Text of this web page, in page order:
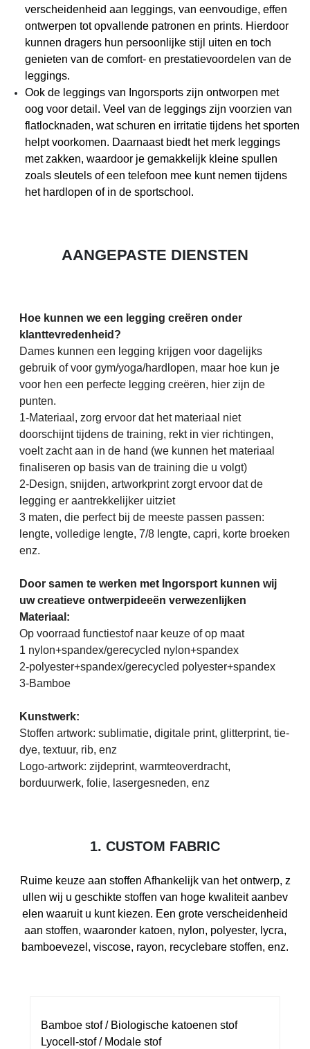
verscheidenheid aan leggings, van eenvoudige, effen
ontwerpen tot opvallende patronen en prints. Hierdoor
kunnen dragers hun persoonlijke stijl uiten en toch
genieten van de comfort- en prestatievoordelen van de
leggings.
Ook de leggings van Ingorsports zijn ontworpen met
oog voor detail. Veel van de leggings zijn voorzien van
flatlocknaden, wat schuren en irritatie tijdens het sporten
helpt voorkomen. Daarnaast biedt het merk leggings
met zakken, waardoor je gemakkelijk kleine spullen
zoals sleutels of een telefoon mee kunt nemen tijdens
het hardlopen of in de sportschool.
AANGEPASTE DIENSTEN
Hoe kunnen we een legging creëren onder
klanttevredenheid?
Dames kunnen een legging krijgen voor dagelijks
gebruik of voor gym/yoga/hardlopen, maar hoe kun je
voor hen een perfecte legging creëren, hier zijn de
punten.
1-Materiaal, zorg ervoor dat het materiaal niet
doorschijnt tijdens de training, rekt in vier richtingen,
voelt zacht aan in de hand (we kunnen het materiaal
finaliseren op basis van de training die u volgt)
2-Design, snijden, artworkprint zorgt ervoor dat de
legging er aantrekkelijker uitziet
3 maten, die perfect bij de meeste passen passen:
lengte, volledige lengte, 7/8 lengte, capri, korte broeken
enz.
Door samen te werken met Ingorsport kunnen wij
uw creatieve ontwerpideeën verwezenlijken
Materiaal:
Op voorraad functiestof naar keuze of op maat
1 nylon+spandex/gerecycled nylon+spandex
2-polyester+spandex/gerecycled polyester+spandex
3-Bamboe
Kunstwerk:
Stoffen artwork: sublimatie, digitale print, glitterprint, tie-
dye, textuur, rib, enz
Logo-artwork: zijdeprint, warmteoverdracht,
borduurwerk, folie, lasergesneden, enz
1. CUSTOM FABRIC
Ruime keuze aan stoffen Afhankelijk van het ontwerp, z
ullen wij u geschikte stoffen van hoge kwaliteit aanbev
elen waaruit u kunt kiezen. Een grote verscheidenheid
aan stoffen, waaronder katoen, nylon, polyester, lycra,
bamboevezel, viscose, rayon, recyclebare stoffen, enz.
Bamboe stof / Biologische katoenen stof
Lyocell-stof / Modale stof